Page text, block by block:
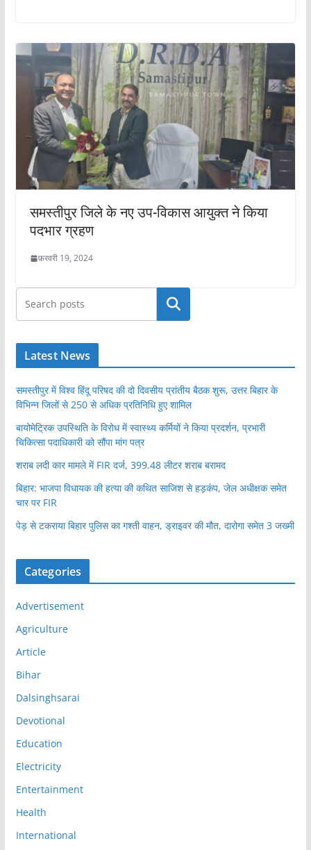
समस्तीपुर जिले के नए उप-विकास आयुक्त ने किया
पदभार ग्रहण
फ़रवरी 19, 2024
खोजें
Latest News
समस्तीपुर में विश्व हिंदू परिषद की दो दिवसीय प्रांतीय बैठक शुरू, उत्तर बिहार के
विभिन्न जिलों से 250 से अधिक प्रतिनिधि हुए शामिल
बायोमेट्रिक उपस्थिति के विरोध में स्वास्थ्य कर्मियों ने किया प्रदर्शन, प्रभारी
चिकित्सा पदाधिकारी को सौंपा मांग पत्र
शराब लदी कार मामले में FIR दर्ज, 399.48 लीटर शराब बरामद
बिहार: भाजपा विधायक की हत्या की कथित साजिश से हड़कंप, जेल अधीक्षक समेत
चार पर FIR
पेड़ से टकराया बिहार पुलिस का गश्ती वाहन, ड्राइवर की मौत, दारोगा समेत 3 जख्मी
Categories
Advertisement
Agriculture
Article
Bihar
Dalsinghsarai
Devotional
Education
Electricity
Entertainment
Health
International